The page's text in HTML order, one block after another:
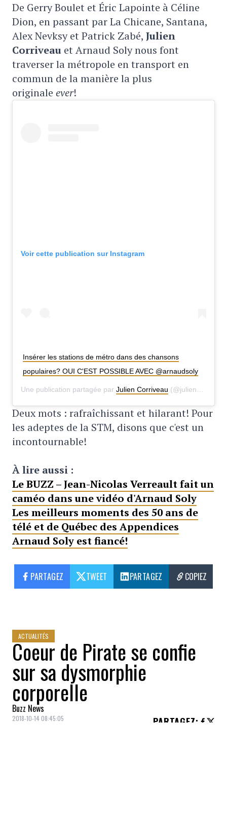
De Gerry Boulet et Éric Lapointe à Céline
Dion, en passant par La Chicane, Santana,
Alex Nevksy et Patrick Zabé, Julien
Corriveau et Arnaud Soly nous font
traverser la métropole en transport en
commun de la manière la plus
originale ever!
Voir cette publication sur Instagram
Insérer les stations de métro dans des chansons
populaires? OUI C'EST POSSIBLE AVEC @arnaudsoly
Une publication partagée par Julien Corriveau (@julien_corriveau) le
Deux mots : rafraîchissant et hilarant! Pour
les adeptes de la STM, disons que c'est un
incontournable!
À lire aussi :
Le BUZZ – Jean-Nicolas Verreault fait un
caméo dans une vidéo d'Arnaud Soly
Les meilleurs moments des 50 ans de
télé et de Québec des Appendices
Arnaud Soly est fiancé!
PARTAGEZ TWEET PARTAGEZ COPIEZ
ACTUALITÉS
Coeur de Pirate se confie
sur sa dysmorphie
corporelle
Buzz News
2018-10-14 08:45:05 PARTAGEZ: